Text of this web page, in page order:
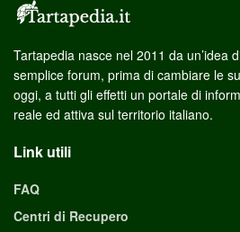
Tartapedia nasce nel 2011 da un’idea
semplice forum, prima di cambiare le
oggi, a tutti gli effetti un portale di
reale ed attiva sul territorio italiano.
Link utili
FAQ
Centri di Recupero